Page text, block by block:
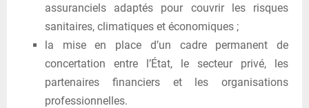
assuranciels adaptés pour couvrir les risques
sanitaires, climatiques et économiques ;
la mise en place d’un cadre permanent de
concertation entre l’État, le secteur privé, les
partenaires financiers et les organisations
professionnelles.